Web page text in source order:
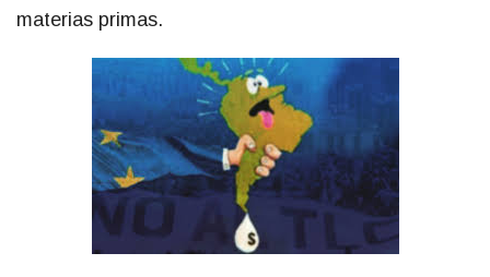
materias primas.